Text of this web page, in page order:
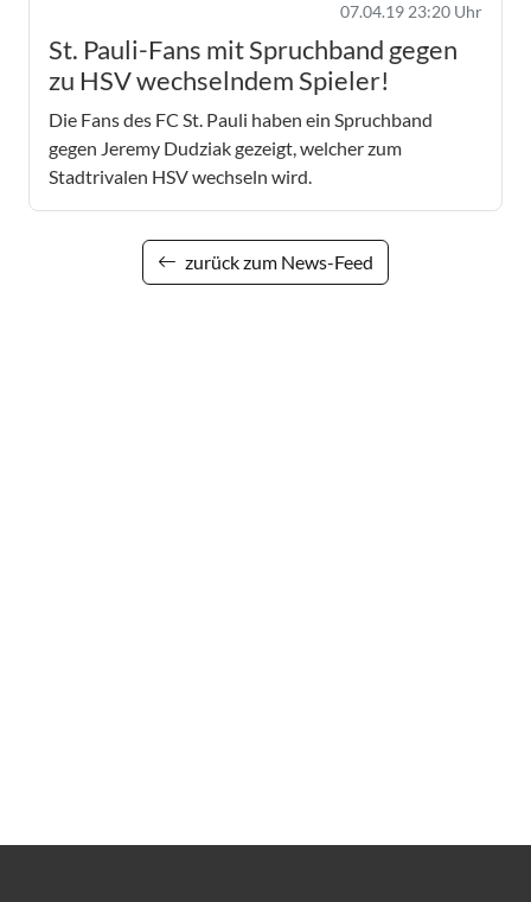
07.04.19 23:20 Uhr
St. Pauli-Fans mit Spruchband gegen
zu HSV wechselndem Spieler!
Die Fans des FC St. Pauli haben ein Spruchband
gegen Jeremy Dudziak gezeigt, welcher zum
Stadtrivalen HSV wechseln wird.
zurück zum News-Feed